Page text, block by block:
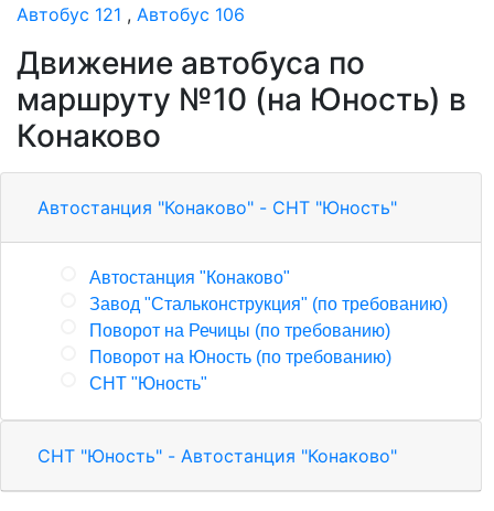
Автобус 121 , Автобус 106
Движение автобуса по
маршруту №10 (на Юность) в
Конаково
Автостанция "Конаково" - СНТ "Юность"
Автостанция "Конаково"
Завод "Стальконструкция" (по требованию)
Поворот на Речицы (по требованию)
Поворот на Юность (по требованию)
СНТ "Юность"
СНТ "Юность" - Автостанция "Конаково"